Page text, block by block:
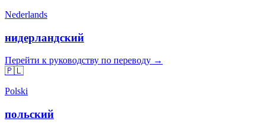
Nederlands
нидерландский
Перейти к руководству по переводу →
🇵🇱
Polski
польский